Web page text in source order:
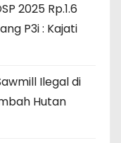
2025 Rp.1.6
P3i : Kajati
Ilegal di
Hutan